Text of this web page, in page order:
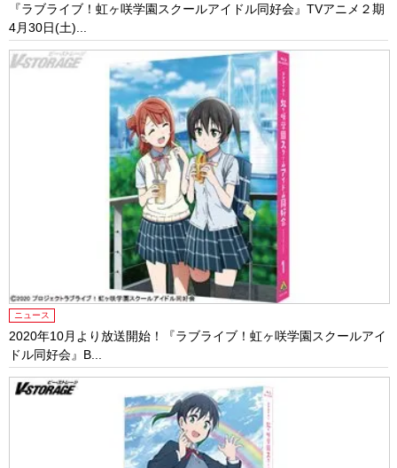
『ラブライブ！虹ヶ咲学園スクールアイドル同好会』TVアニメ２期
4月30日(土)...
ニュース
2020年10月より放送開始！『ラブライブ！虹ヶ咲学園スクールアイ
ドル同好会』B...